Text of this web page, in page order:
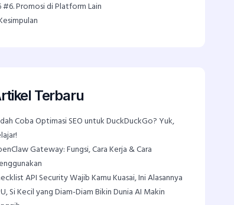
#6. Promosi di Platform Lain
Terbaru
Coba Optimasi SEO untuk DuckDuckGo? Yuk,
Gateway: Fungsi, Cara Kerja & Cara
API Security Wajib Kamu Kuasai, Ini Alasannya
Si Kecil yang Diam-Diam Bikin Dunia AI Makin